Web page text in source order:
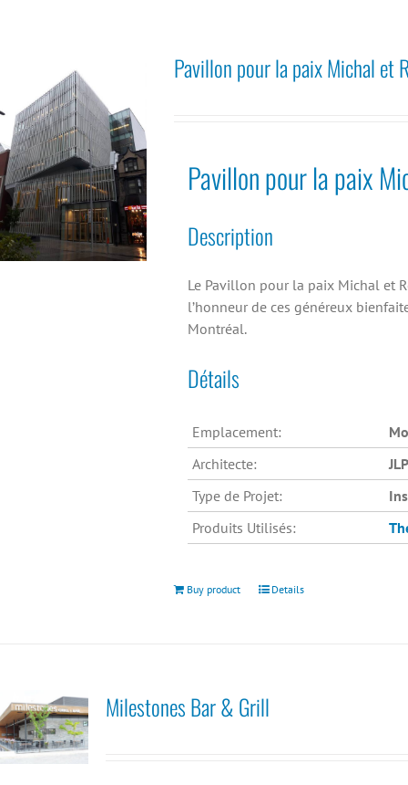
Pavillon pour la paix Michal et
Pavillon pour la paix
Description
Le Pavillon pour la paix Michal et
l’honneur de ces généreux
Montréal.
Détails
Emplacement:
Architecte:
Type de Projet:
Produits Utilisés:
Buy product Details
Milestones Bar & Grill